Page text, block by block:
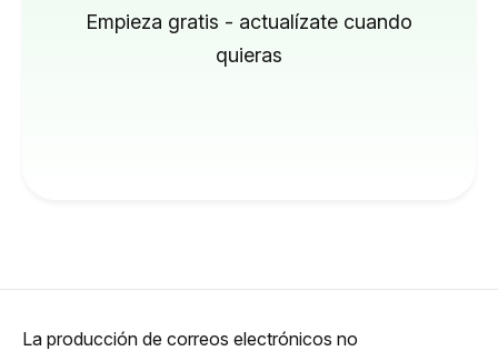
Empieza gratis - actualízate cuando
quieras
La producción de correos electrónicos no